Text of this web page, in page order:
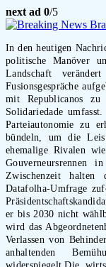
next ad 0/5
In den heutigen
politische Manöver
Landschaft
Fusionsgespräche
mit Republicanos
Solidariedade
Parteiautonomie zu
bündeln, um die
ehemalige Rivalen
Zwischenzeit halten
Datafolha-Umfrage
er bis 2030 nicht
wird das
Verlassen von
anhaltenden